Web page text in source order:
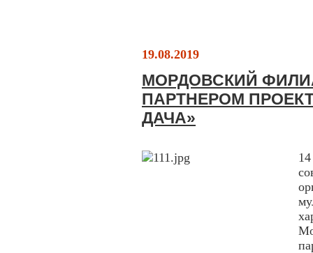
19.08.2019
МОРДОВСКИЙ
ПАРТНЕРОМ
ДАЧА»